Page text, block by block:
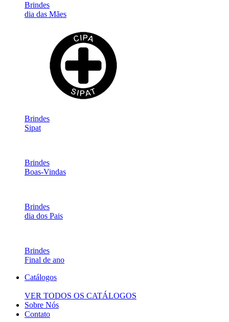
Brindes
dia das Mães
Brindes
Sipat
Brindes
Boas-Vindas
Brindes
dia dos Pais
Brindes
Final de ano
Catálogos
VER TODOS OS CATÁLOGOS
Sobre Nós
Contato